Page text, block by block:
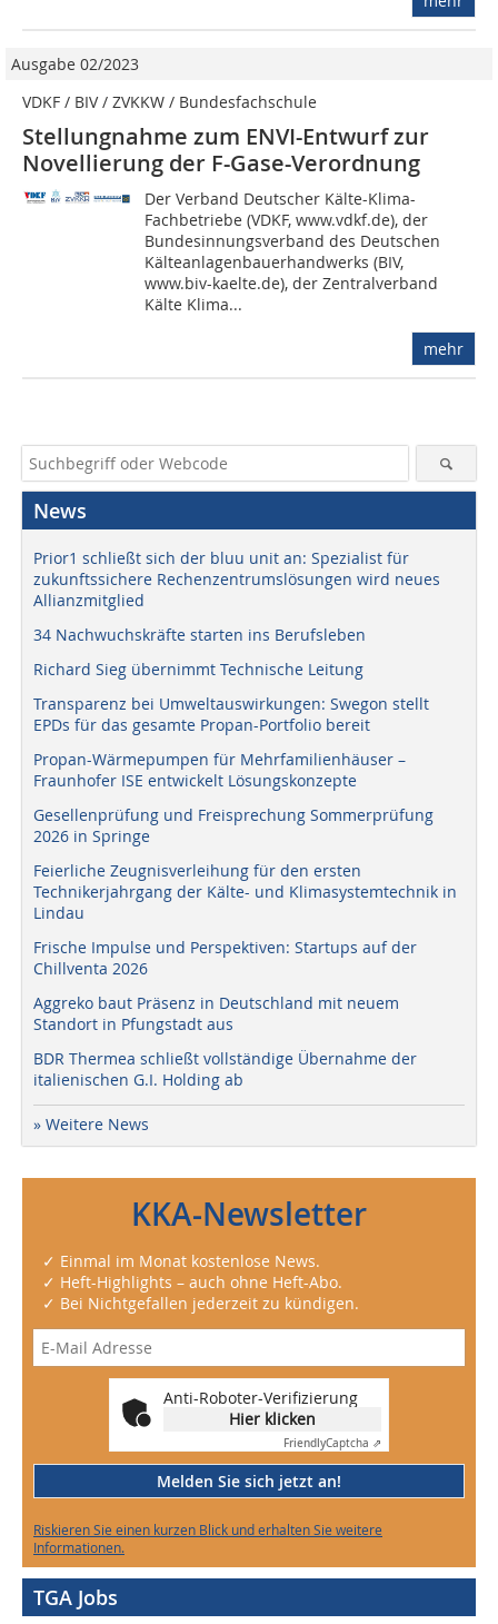
Ausgabe 02/2023
VDKF / BIV / ZVKKW / Bundesfachschule
Stellungnahme zum ENVI-Entwurf zur
Novellierung der F-Gase-Verordnung
Der Verband Deutscher Kälte-Klima-
Fachbetriebe (VDKF, www.vdkf.de), der
Bundesinnungsverband des Deutschen
Kälteanlagenbauerhandwerks (BIV,
www.biv-kaelte.de), der Zentralverband
Kälte Klima...
mehr
News
Prior1 schließt sich der bluu unit an: Spezialist für
zukunftssichere Rechenzentrumslösungen wird neues
Allianzmitglied
34 Nachwuchskräfte starten ins Berufsleben
Richard Sieg übernimmt Technische Leitung
Transparenz bei Umweltauswirkungen: Swegon stellt
EPDs für das gesamte Propan-Portfolio bereit
Propan-Wärmepumpen für Mehrfamilienhäuser –
Fraunhofer ISE entwickelt Lösungskonzepte
Gesellenprüfung und Freisprechung Sommerprüfung
2026 in Springe
Feierliche Zeugnisverleihung für den ersten
Technikerjahrgang der Kälte- und Klimasystemtechnik in
Lindau
Frische Impulse und Perspektiven: Startups auf der
Chillventa 2026
Aggreko baut Präsenz in Deutschland mit neuem
Standort in Pfungstadt aus
BDR Thermea schließt vollständige Übernahme der
italienischen G.I. Holding ab
» Weitere News
KKA-Newsletter
✓ Einmal im Monat kostenlose News.
✓ Heft-Highlights – auch ohne Heft-Abo.
✓ Bei Nichtgefallen jederzeit zu kündigen.
Anti-Roboter-Verifizierung
Hier klicken
FriendlyCaptcha ⇗
Melden Sie sich jetzt an!
Riskieren Sie einen kurzen Blick und erhalten Sie weitere
Informationen.
TGA Jobs